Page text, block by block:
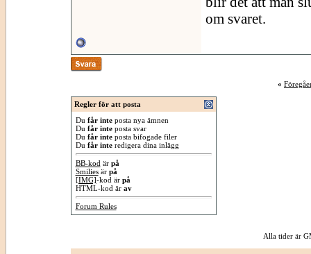
om svaret.
«
Regler för att posta
Du får inteposta nya ämnen
Du får inteposta svar
Du får inteposta bifogade filer
Du får interedigera dina inlägg
BB-kod är på
Smiliesär på
[IMG]-kod är på
HTML-kod är av
Forum Rules
Alla tider är